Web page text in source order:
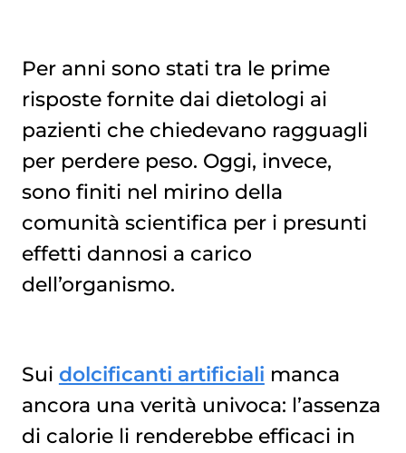
Per anni sono stati tra le prime
risposte fornite dai dietologi ai
pazienti che chiedevano ragguagli
per perdere peso. Oggi, invece,
sono finiti nel mirino della
comunità scientifica per i presunti
effetti dannosi a carico
dell’organismo.
Sui dolcificanti artificiali manca
ancora una verità univoca: l’assenza
di calorie li renderebbe efficaci in